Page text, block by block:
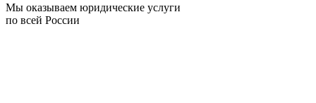
Мы оказываем юридические услуги
по всей России